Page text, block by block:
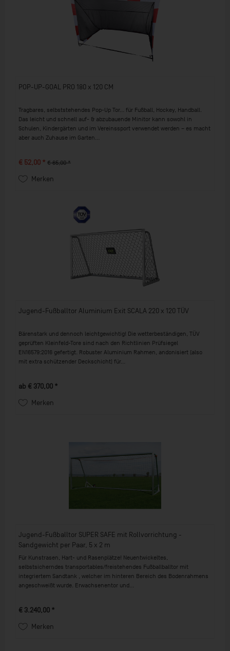
POP-UP-GOAL PRO 180 x 120 CM
Tragbares, selbststehendes Pop-Up Tor... für Fußball, Hockey, Handball.
Das leicht und schnell auf- & abzubauende Minitor kann sowohl in
Schulen, Kindergärten und im Vereinssport verwendet werden – es macht
aber auch Zuhause im Garten...
€ 52,00 * € 65,00 *
Merken
Jugend-Fußballtor Aluminium Exit SCALA 220 x 120 TÜV
Bärenstark und dennoch leichtgewichtig! Die wetterbeständigen, TÜV
geprüften Kleinfeld-Tore sind nach den Richtlinien Prüfsiegel
EN16579:2016 gefertigt. Robuster Aluminium Rahmen, andonisiert (also
mit extra schützender Deckschicht) für...
ab € 370,00 *
Merken
Jugend-Fußballtor SUPER SAFE mit Rollvorrichtung -
Sandgewicht per Paar, 5 x 2 m
Für Kunstrasen, Hart- und Rasenplätze! Neuentwickeltes,
selbstsicherndes transportables/freistehendes Fußballballtor mit
integriertem Sandtank , welcher im hinteren Bereich des Bodenrahmens
angeschweißt wurde. Erwachsenentor und...
€ 3.240,00 *
Merken